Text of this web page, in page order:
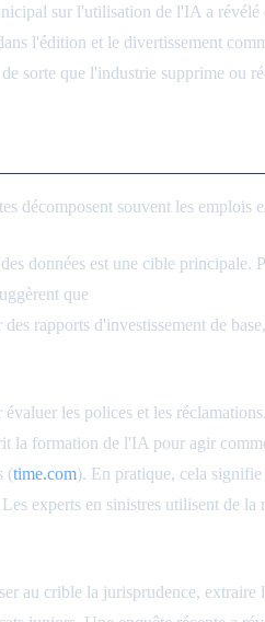
sur l'utilisation de l'IA a
l'édition et le divertissement
sorte que l'industrie supprime ou
décomposent souvent les emplois
données est une cible principale.
que
rapports d'investissement de
les polices et les
la formation de l'IA pour agir
(time.com). En pratique, cela
experts en sinistres utilisent de
au crible la jurisprudence,